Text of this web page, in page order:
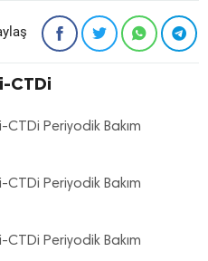
CTDi
Periyodik Bakım
Periyodik Bakım
Periyodik Bakım